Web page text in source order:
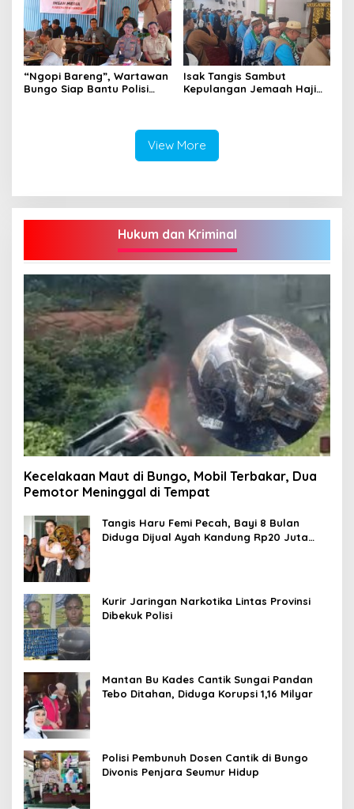
“Ngopi Bareng”, Wartawan
Bungo Siap Bantu Polisi
Isak Tangis Sambut
Kepulangan Jemaah Haji
View More
Hukum dan Kriminal
Kecelakaan Maut di Bungo, Mobil Terbakar, Dua
Pemotor Meninggal di Tempat
Tangis Haru Femi Pecah, Bayi 8 Bulan
Diduga Dijual Ayah Kandung Rp20 Juta
Kurir Jaringan Narkotika Lintas Provinsi
Dibekuk Polisi
Mantan Bu Kades Cantik Sungai Pandan
Tebo Ditahan, Diduga Korupsi 1,16 Milyar
Polisi Pembunuh Dosen Cantik di Bungo
Divonis Penjara Seumur Hidup